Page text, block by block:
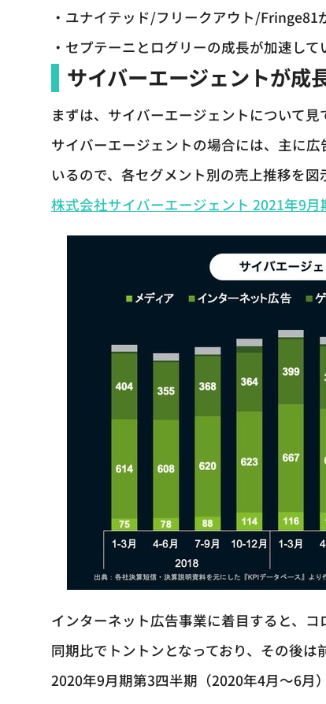
・ユナイテッド/フリークアウト/
・セプテーニとログリーの成長が加速して
サイバーエージェントが成
まずは、サイバーエージェントについて見
サイバーエージェントの場合には、主に
いるので、各セグメント別の売上推移を図
株式会社サイバーエージェント 2021年9
インターネット広告事業に着目すると、
同期比でトントンとなっており、その後は
2020年9月期第3四半期（2020年4月～6月